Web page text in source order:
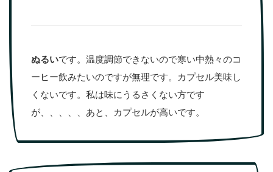
ぬるいです。温度調節できないので寒い中熱々のコ
ーヒー飲みたいのですが無理です。カプセル美味し
くないです。私は味にうるさくない方です
が、、、、、あと、カプセルが高いです。